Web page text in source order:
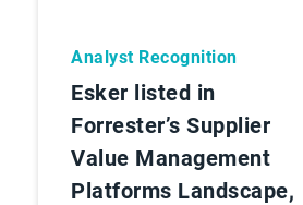
Analyst Recognition
Esker listed in
Forrester’s Supplier
Value Management
Platforms Landscape,